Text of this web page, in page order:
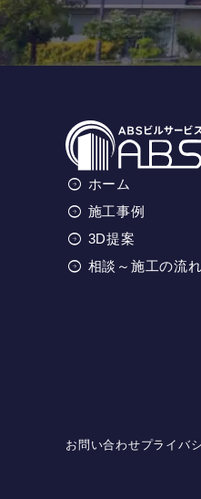
ホーム
施工事例
3D提案
相談～施工の流れ
お問い合わせプライバ